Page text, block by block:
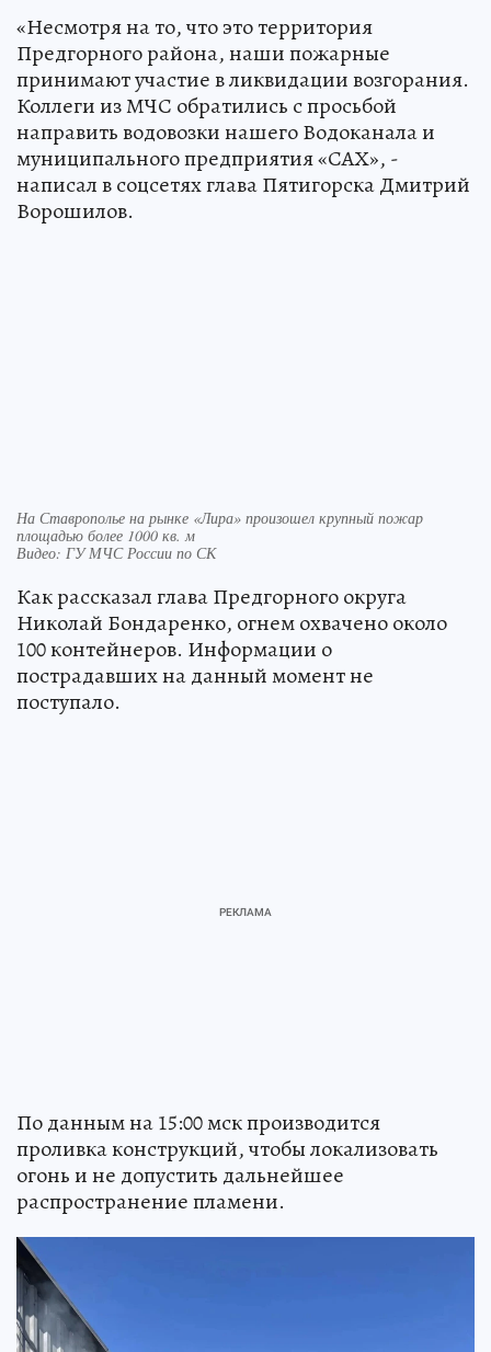
«Несмотря на то, что это территория
Предгорного района, наши пожарные
принимают участие в ликвидации возгорания.
Коллеги из МЧС обратились с просьбой
направить водовозки нашего Водоканала и
муниципального предприятия «САХ», -
написал в соцсетях глава Пятигорска Дмитрий
Ворошилов.
На Ставрополье на рынке «Лира» произошел крупный пожар
площадью более 1000 кв. м
Видео: ГУ МЧС России по СК
Как рассказал глава Предгорного округа
Николай Бондаренко, огнем охвачено около
100 контейнеров. Информации о
пострадавших на данный момент не
поступало.
По данным на 15:00 мск производится
проливка конструкций, чтобы локализовать
огонь и не допустить дальнейшее
распространение пламени.